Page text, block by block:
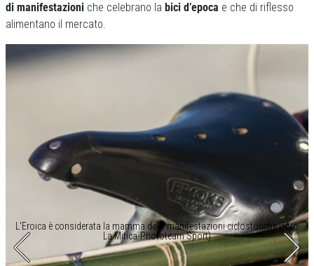
di manifestazioni che celebrano la bici d’epoca e che di riflesso
alimentano il mercato.
L’Eroica è considerata la mamma delle manifestazioni ciclostoriche (foto
La Mitica-Phototeam Sport)